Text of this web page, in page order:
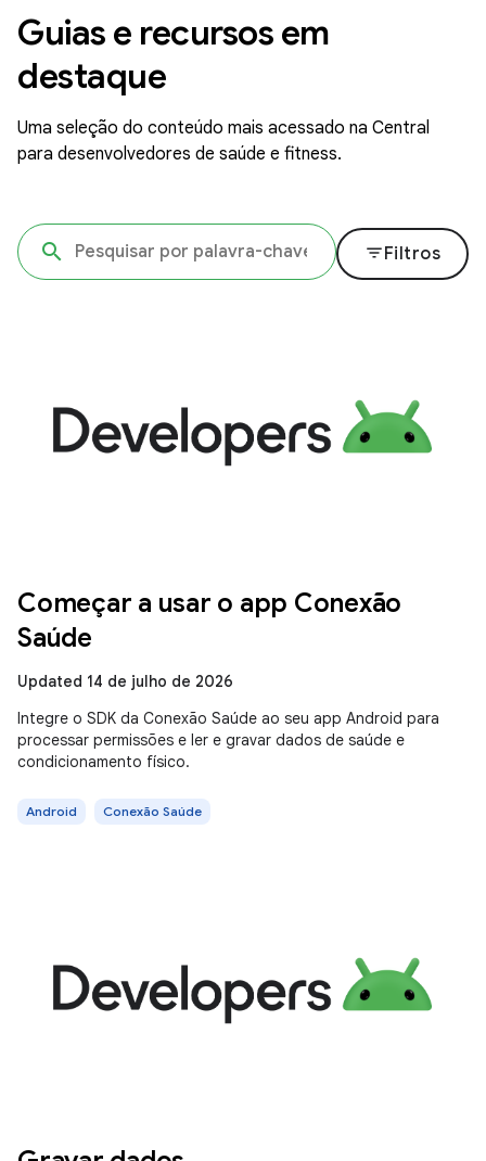
Guias e recursos em
destaque
Uma seleção do conteúdo mais acessado na Central
para desenvolvedores de saúde e fitness.
filter_listFiltros
Começar a usar o app Conexão
Saúde
Updated 14 de julho de 2026
Integre o SDK da Conexão Saúde ao seu app Android para
processar permissões e ler e gravar dados de saúde e
condicionamento físico.
Android Conexão Saúde